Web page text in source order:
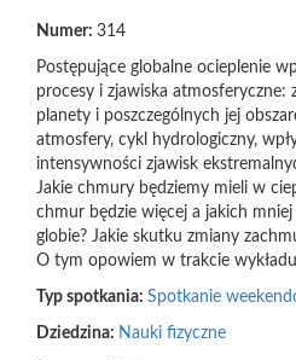
Numer: 314
Postępujące globalne ocieplenie
procesy i zjawiska atmosferyczne:
planety i poszczególnych jej
atmosfery, cykl hydrologiczny,
intensywności zjawisk
Jakie chmury będziemy mieli w
chmur będzie więcej a jakich
globie? Jakie skutku zmiany
O tym opowiem w trakcie
Typ spotkania: Spotkanie
Dziedzina: Nauki fizyczne